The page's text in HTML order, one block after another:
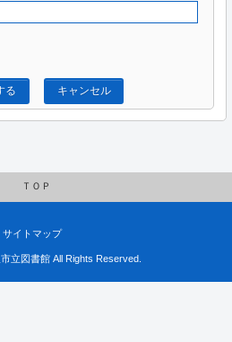
る キャンセル
ＴＯＰ
サイトマップ
立図書館 All Rights Reserved.